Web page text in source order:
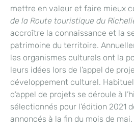
mettre en valeur et faire mieux
de la Route touristique du
accroître la connaissance et la
patrimoine du territoire.
les organismes culturels ont la
leurs idées lors de l’appel de
développement culturel.
d’appel de projets se déroule à
sélectionnés pour l’édition 2021
annoncés à la fin du mois de mai.